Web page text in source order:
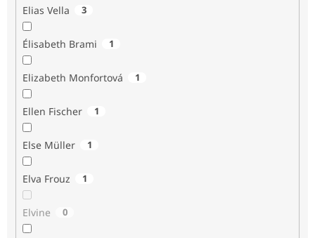
Elias Vella 3
Élisabeth Brami 1
Elizabeth Monfortová 1
Ellen Fischer 1
Else Müller 1
Elva Frouz 1
Elvine 0